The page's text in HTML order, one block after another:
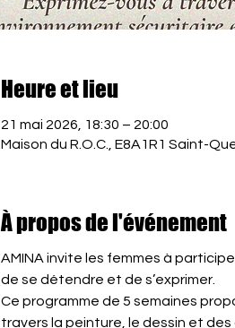
Heure et lieu
21 mai 2026, 18:30 – 20:00
Maison du R.O.C., E8A1R1 Saint-
À propos de l'événement
AMINA invite les femmes à
de se détendre et de s’exprimer.
Ce programme de 5 semaines
travers la peinture, le dessin et